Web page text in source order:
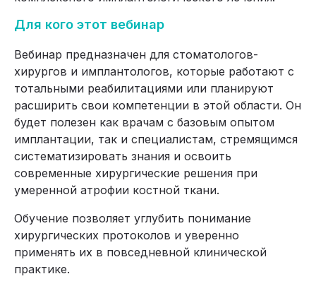
Для кого этот вебинар
Вебинар предназначен для стоматологов-
хирургов и имплантологов, которые работают с
тотальными реабилитациями или планируют
расширить свои компетенции в этой области. Он
будет полезен как врачам с базовым опытом
имплантации, так и специалистам, стремящимся
систематизировать знания и освоить
современные хирургические решения при
умеренной атрофии костной ткани.
Обучение позволяет углубить понимание
хирургических протоколов и уверенно
применять их в повседневной клинической
практике.